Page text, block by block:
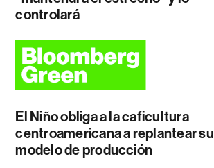
controlará
El Niño obliga a la caficultura
centroamericana a replantear su
modelo de producción